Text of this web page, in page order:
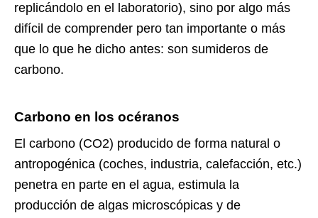
replicándolo en el laboratorio), sino por algo más
difícil de comprender pero tan importante o más
que lo que he dicho antes: son sumideros de
carbono.
Carbono en los océranos
El carbono (CO2) producido de forma natural o
antropogénica (coches, industria, calefacción, etc.)
penetra en parte en el agua, estimula la
producción de algas microscópicas y de